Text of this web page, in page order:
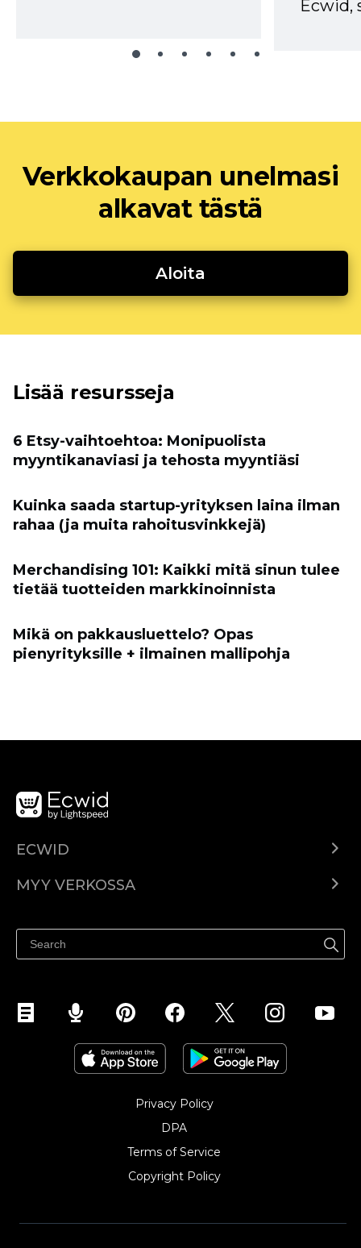
Ecwid,
Verkkokaupan unelmasi
alkavat tästä
Aloita
Lisää resursseja
6 Etsy-vaihtoehtoa: Monipuolista
myyntikanaviasi ja tehosta myyntiäsi
Kuinka saada startup-yrityksen laina ilman
rahaa (ja muita rahoitusvinkkejä)
Merchandising 101: Kaikki mitä sinun tulee
tietää tuotteiden markkinoinnista
Mikä on pakkausluettelo? Opas
pienyrityksille + ilmainen mallipohja
ECWID
Hinnoittelu
MYY VERKOSSA
Myy Facebookissa
Myy Instagramissa
Privacy Policy
DPA
Terms of Service
Copyright Policy‎